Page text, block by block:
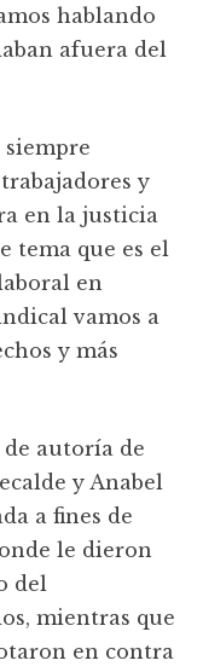
hablando
afuera del
siempre
y
en la justicia
tema que es el
en
vamos a
y más
autoría de
y Anabel
a fines de
le dieron
del
mientras que
en contra